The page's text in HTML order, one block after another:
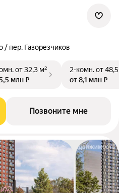
/ пер. Газорезчиков
от 32,3 м²
млн ₽
2-комн.от
от 8,1 млн ₽
Позвоните мне